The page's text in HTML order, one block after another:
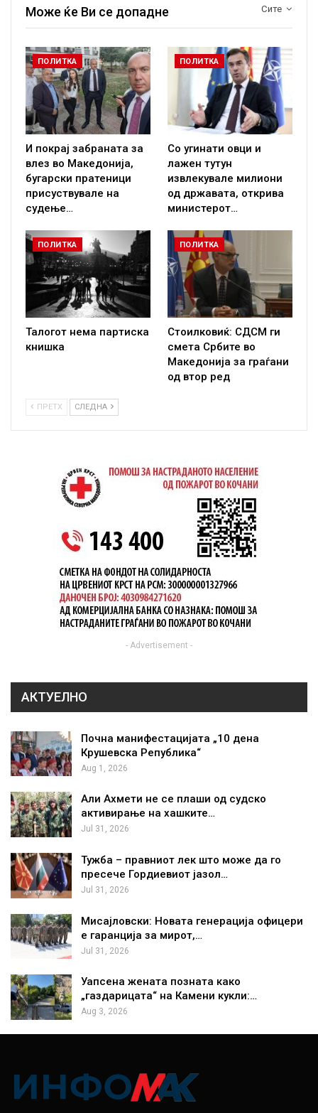
Сите
Може ќе Ви се допадне
ПОЛИТКА
И покрај забраната за
влез во Македонија,
бугарски пратеници
присуствувале на
судење…
ПОЛИТКА
Со угинати овци и
лажен тутун
извлекувале милиони
од државата, открива
министерот…
ПОЛИТКА
Талогот нема партиска
книшка
ПОЛИТКА
Стоилковиќ: СДСМ ги
смета Србите во
Македонија за граѓани
од втор ред
ПРЕТХ СЛЕДНА
- Advertisement -
АКТУЕЛНО
Почна манифестацијата „10 дена
Крушевска Република“
Aug 1, 2026
Али Ахмети не се плаши од судско
активирање на хашките…
Jul 31, 2026
Тужба – правниот лек што може да го
пресече Гордиевиот јазол…
Jul 31, 2026
Мисајловски: Новата генерација офицери
е гаранција за мирот,…
Jul 31, 2026
Уапсена жената позната како
„газдарицата“ на Камени кукли:…
Aug 3, 2026